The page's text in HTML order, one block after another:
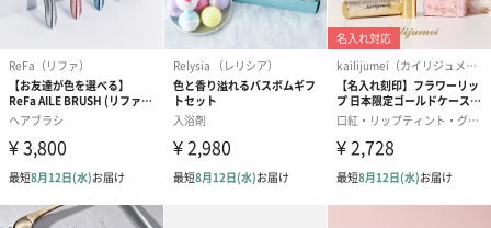
シーズンブーケ（ひま
わり）（1,880円）
ブーケ（ホワイトグリ
ーン）（1,650円）
ブーケ（ピン
（1,650円）